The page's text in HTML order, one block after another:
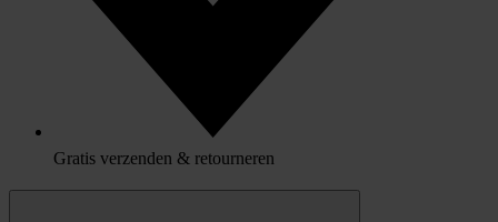
Gratis verzenden & retourneren